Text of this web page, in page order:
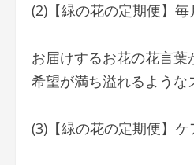
(2)【緑の花の定期便】
お届けするお花の花言
希望が満ち溢れるような
(3)【緑の花の定期便】